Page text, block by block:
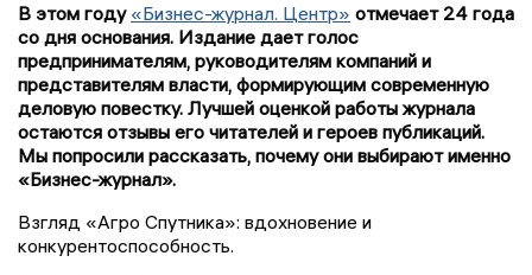
В этом году «Бизнес-журнал. Центр» отмечает 24 года
со дня основания. Издание дает голос
предпринимателям, руководителям компаний и
представителям власти, формирующим современную
деловую повестку. Лучшей оценкой работы журнала
остаются отзывы его читателей и героев публикаций.
Мы попросили рассказать, почему они выбирают именно
«Бизнес-журнал».
Взгляд «Агро Спутника»: вдохновение и
конкурентоспособность.